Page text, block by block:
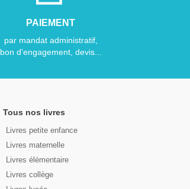
PAIEMENT
par mandat administratif,
bon d'engagement, devis...
Tous nos livres
Livres petite enfance
Livres maternelle
Livres élémentaire
Livres collège